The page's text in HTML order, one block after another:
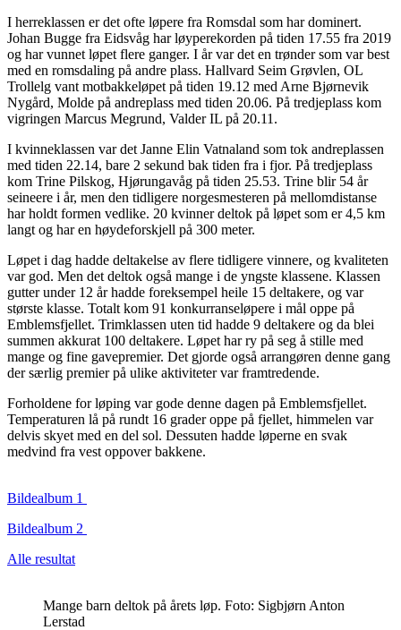
I herreklassen er det ofte løpere fra Romsdal som har dominert.
Johan Bugge fra Eidsvåg har løyperekorden på tiden 17.55 fra 2019
og har vunnet løpet flere ganger. I år var det en trønder som var best
med en romsdaling på andre plass. Hallvard Seim Grøvlen, OL
Trollelg vant motbakkeløpet på tiden 19.12 med Arne Bjørnevik
Nygård, Molde på andreplass med tiden 20.06. På tredjeplass kom
vigringen Marcus Megrund, Valder IL på 20.11.
I kvinneklassen var det Janne Elin Vatnaland som tok andreplassen
med tiden 22.14, bare 2 sekund bak tiden fra i fjor. På tredjeplass
kom Trine Pilskog, Hjørungavåg på tiden 25.53. Trine blir 54 år
seineere i år, men den tidligere norgesmesteren på mellomdistanse
har holdt formen vedlike. 20 kvinner deltok på løpet som er 4,5 km
langt og har en høydeforskjell på 300 meter.
Løpet i dag hadde deltakelse av flere tidligere vinnere, og kvaliteten
var god. Men det deltok også mange i de yngste klassene. Klassen
gutter under 12 år hadde foreksempel heile 15 deltakere, og var
største klasse. Totalt kom 91 konkurranseløpere i mål oppe på
Emblemsfjellet. Trimklassen uten tid hadde 9 deltakere og da blei
summen akkurat 100 deltakere. Løpet har ry på seg å stille med
mange og fine gavepremier. Det gjorde også arrangøren denne gang
der særlig premier på ulike aktiviteter var framtredende.
Forholdene for løping var gode denne dagen på Emblemsfjellet.
Temperaturen lå på rundt 16 grader oppe på fjellet, himmelen var
delvis skyet med en del sol. Dessuten hadde løperne en svak
medvind fra vest oppover bakkene.
Bildealbum 1
Bildealbum 2
Alle resultat
Mange barn deltok på årets løp. Foto: Sigbjørn Anton
Lerstad